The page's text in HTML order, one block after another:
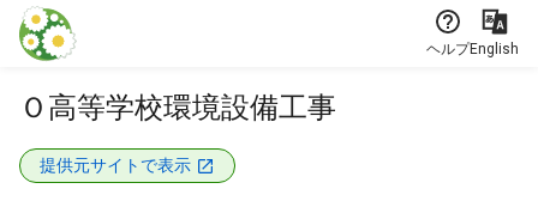
本文に飛ぶ
ヘルプEnglish
Ｏ高等学校環境設備工事
提供元サイトで表示